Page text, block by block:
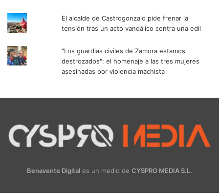
El alcalde de Castrogonzalo pide frenar la
tensión tras un acto vandálico contra una edil
"Los guardias civiles de Zamora estamos
destrozados": el homenaje a las tres mujeres
asesinadas por violencia machista
Benavente Digital es un medio de CYSPRO MEDIA S.L.